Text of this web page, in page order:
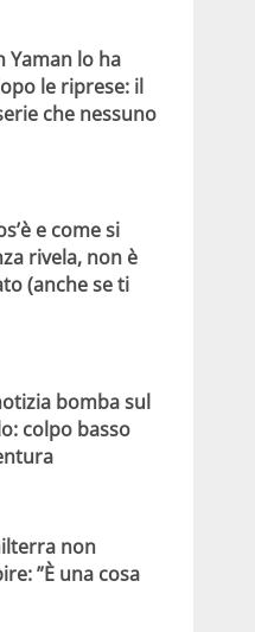
Yaman lo ha
le riprese: il
che nessuno
e come si
rivela, non è
(anche se ti
bomba sul
colpo basso
non
”È una cosa